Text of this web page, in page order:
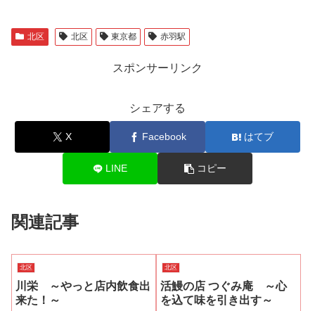
北区 北区 東京都 赤羽駅
スポンサーリンク
シェアする
X Facebook はてブ
LINE コピー
関連記事
北区
川栄 ～やっと店内飲食出
来た！～
北区
活鰻の店 つぐみ庵 ～心
を込て味を引き出す～